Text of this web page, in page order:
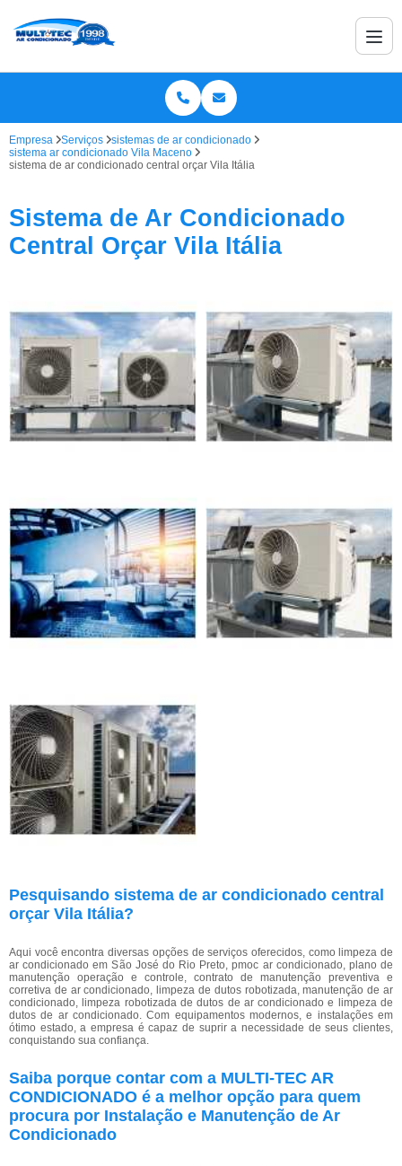
Empresa Serviços
sistemas de ar condicionado
sistema ar condicionado Vila Maceno
sistema de ar condicionado central orçar Vila Itália
Sistema de Ar Condicionado
Central Orçar Vila Itália
Pesquisando sistema de ar condicionado central
orçar Vila Itália?
Aqui você encontra diversas opções de serviços oferecidos, como limpeza de
ar condicionado em São José do Rio Preto, pmoc ar condicionado, plano de
manutenção operação e controle, contrato de manutenção preventiva e
corretiva de ar condicionado, limpeza de dutos robotizada, manutenção de ar
condicionado, limpeza robotizada de dutos de ar condicionado e limpeza de
dutos de ar condicionado. Com equipamentos modernos, e instalações em
ótimo estado, a empresa é capaz de suprir a necessidade de seus clientes,
conquistando sua confiança.
Saiba porque contar com a MULTI-TEC AR
CONDICIONADO é a melhor opção para quem
procura por Instalação e Manutenção de Ar
Condicionado